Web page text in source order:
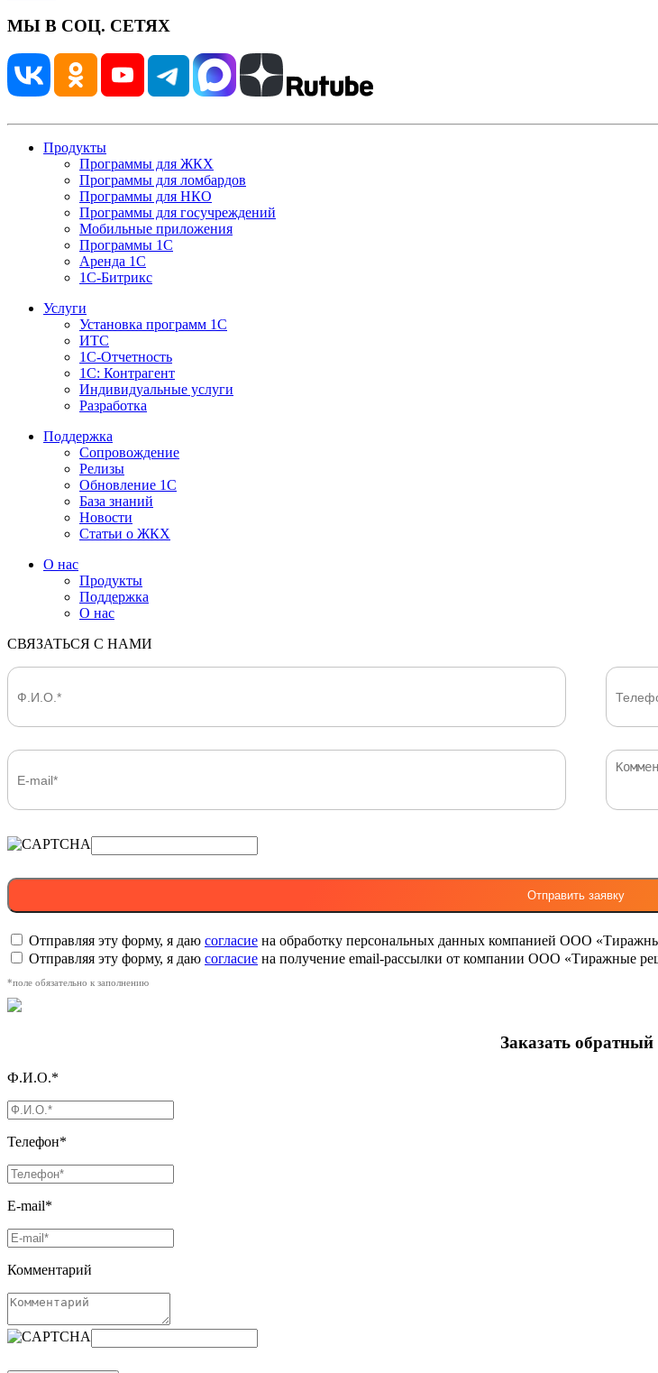
МЫ В СОЦ. СЕТЯХ
Продукты
Программы для ЖКХ
Программы для ломбардов
Программы для НКО
Программы для госучреждений
Мобильные приложения
Программы 1С
Аренда 1С
1С-Битрикс
Услуги
Установка программ 1С
ИТС
1С-Отчетность
1С: Контрагент
Индивидуальные услуги
Разработка
Поддержка
Сопровождение
Релизы
Обновление 1С
База знаний
Новости
Статьи о ЖКХ
О нас
Продукты
Поддержка
О нас
СВЯЗАТЬСЯ С НАМИ
Отправляя эту форму, я даю согласие на обработку персональных данных компанией ООО
Отправляя эту форму, я даю согласие на получение email-рассылки от компании ООО «Тиражные
*поле обязательно к заполнению
Заказать обратный
Ф.И.О.*
Телефон*
E-mail*
Комментарий